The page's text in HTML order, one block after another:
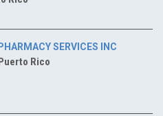
SERVICES INC
Rico